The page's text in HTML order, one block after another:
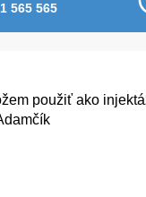
565 565
použiť ako